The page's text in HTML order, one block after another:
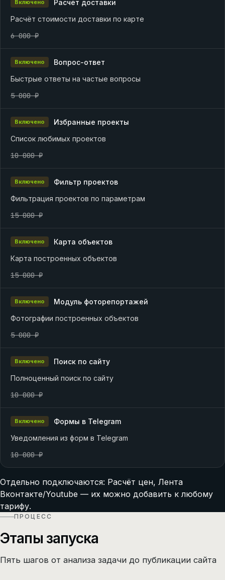
Включено
Расчёт доставки
Расчёт стоимости доставки по карте
6 000 ₽
Включено
Вопрос-ответ
Быстрые ответы на частые вопросы
5 000 ₽
Включено
Избранные проекты
Список любимых проектов
10 000 ₽
Включено
Фильтр проектов
Фильтрация проектов по параметрам
15 000 ₽
Включено
Карта объектов
Карта построенных объектов
15 000 ₽
Включено
Модуль фоторепортажей
Фотографии построенных объектов
5 000 ₽
Включено
Поиск по сайту
Полноценный поиск по сайту
10 000 ₽
Включено
Формы в Telegram
Уведомления из форм в Telegram
10 000 ₽
Отдельно подключаются: Расчёт цен, Лента
Вконтакте/Youtube — их можно добавить к любому
тарифу.
ПРОЦЕСС
Этапы запуска
Пять шагов от анализа задачи до публикации сайта